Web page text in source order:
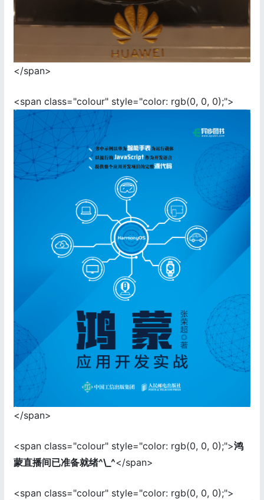
</span>
<span class="colour" style="color: rgb(0, 0, 0);">
</span>
<span class="colour" style="color: rgb(0, 0, 0);">鸿
蒙直播间已准备就绪^\_^</span>
<span class="colour" style="color: rgb(0, 0, 0);">